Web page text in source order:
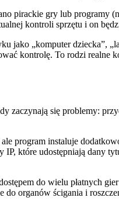
pirackie gry lub
kontroli sprzętu i on
jako „komputer dziecka”,
kontrolę. To rodzi
się problemy:
program instaluje
które udostępniają dany
do wielu płatnych
organów ścigania i